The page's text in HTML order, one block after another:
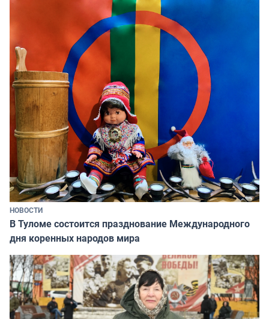
НОВОСТИ
В Туломе состоится празднование Международного
дня коренных народов мира